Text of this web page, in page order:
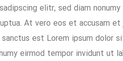
elitr, sed diam
At vero eos et accusam
est Lorem ipsum dolor
eirmod tempor invidunt ut